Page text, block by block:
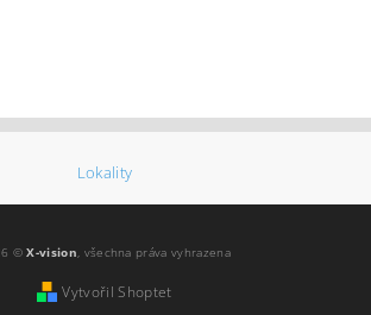
Lokality
©X-vision, všechna práva vyhrazena
Vytvořil Shoptet